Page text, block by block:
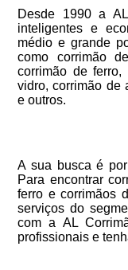
Desde 1990 a
inteligentes e
médio e grande
como corrimão
corrimão de
vidro, corrimão de
e outros.
A sua busca é
Para encontrar
ferro e corrimãos
serviços do
com a AL
profissionais e